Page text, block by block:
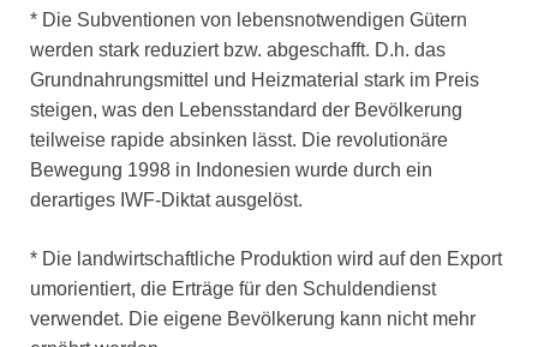
* Die Subventionen von lebensnotwendigen Gütern
werden stark reduziert bzw. abgeschafft. D.h. das
Grundnahrungsmittel und Heizmaterial stark im Preis
steigen, was den Lebensstandard der Bevölkerung
teilweise rapide absinken lässt. Die revolutionäre
Bewegung 1998 in Indonesien wurde durch ein
derartiges IWF-Diktat ausgelöst.
* Die landwirtschaftliche Produktion wird auf den Export
umorientiert, die Erträge für den Schuldendienst
verwendet. Die eigene Bevölkerung kann nicht mehr